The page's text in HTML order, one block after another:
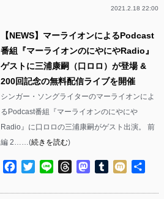
2021.2.18 22:00
【NEWS】マーライオンによるPodcast
番組『マーライオンのにやにやRadio』
ゲストに三浦康嗣（口ロロ）が登場 &
200回記念の無料配信ライブを開催
シンガー・ソングライターのマーライオンによ
るPodcast番組『マーライオンのにやにや
Radio』に口ロロの三浦康嗣がゲスト出演。 前
編 2……(続きを読む)
Facebook
TwitterLine ThreadsMastodon
Tumblr
Mixi